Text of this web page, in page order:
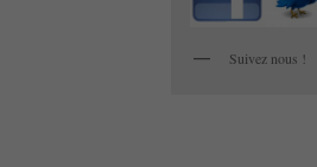
Suivez nous !